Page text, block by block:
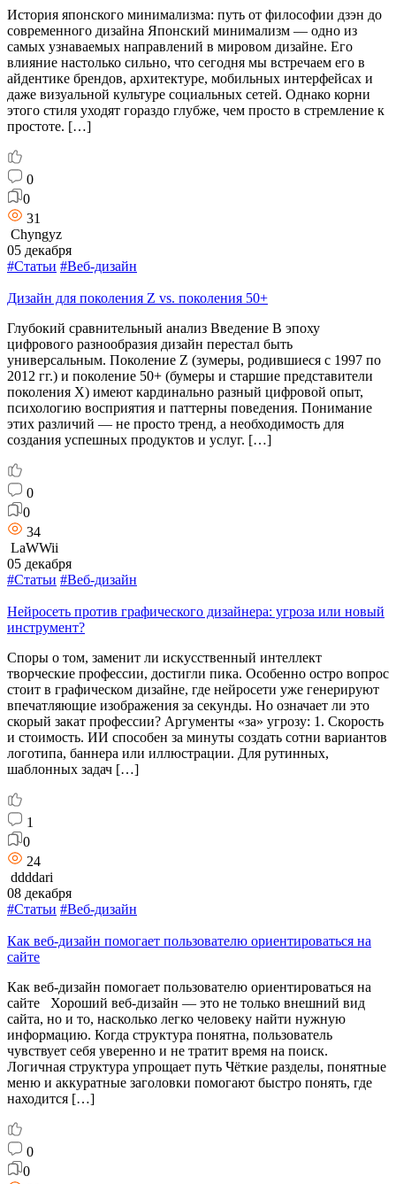
История японского минимализма: путь от философии дзэн до
современного дизайна Японский минимализм — одно из
самых узнаваемых направлений в мировом дизайне. Его
влияние настолько сильно, что сегодня мы встречаем его в
айдентике брендов, архитектуре, мобильных интерфейсах и
даже визуальной культуре социальных сетей. Однако корни
этого стиля уходят гораздо глубже, чем просто в стремление к
простоте. […]
0
0
31
Chyngyz
05 декабря
#Статьи #Веб-дизайн
Дизайн для поколения Z vs. поколения 50+
Глубокий сравнительный анализ Введение В эпоху
цифрового разнообразия дизайн перестал быть
универсальным. Поколение Z (зумеры, родившиеся с 1997 по
2012 гг.) и поколение 50+ (бумеры и старшие представители
поколения X) имеют кардинально разный цифровой опыт,
психологию восприятия и паттерны поведения. Понимание
этих различий — не просто тренд, а необходимость для
создания успешных продуктов и услуг. […]
0
0
34
LaWWii
05 декабря
#Статьи #Веб-дизайн
Нейросеть против графического дизайнера: угроза или новый
инструмент?
Споры о том, заменит ли искусственный интеллект
творческие профессии, достигли пика. Особенно остро вопрос
стоит в графическом дизайне, где нейросети уже генерируют
впечатляющие изображения за секунды. Но означает ли это
скорый закат профессии? Аргументы «за» угрозу: 1. Скорость
и стоимость. ИИ способен за минуты создать сотни вариантов
логотипа, баннера или иллюстрации. Для рутинных,
шаблонных задач […]
1
0
24
ddddari
08 декабря
#Статьи #Веб-дизайн
Как веб-дизайн помогает пользователю ориентироваться на
сайте
Как веб-дизайн помогает пользователю ориентироваться на
сайте Хороший веб-дизайн — это не только внешний вид
сайта, но и то, насколько легко человеку найти нужную
информацию. Когда структура понятна, пользователь
чувствует себя уверенно и не тратит время на поиск.
Логичная структура упрощает путь Чёткие разделы, понятные
меню и аккуратные заголовки помогают быстро понять, где
находится […]
0
0